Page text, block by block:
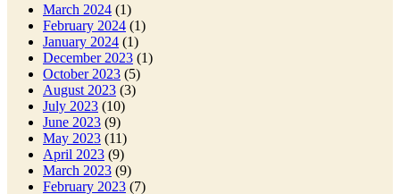
March 2024 (1)
February 2024 (1)
January 2024 (1)
December 2023 (1)
October 2023 (5)
August 2023 (3)
July 2023 (10)
June 2023 (9)
May 2023 (11)
April 2023 (9)
March 2023 (9)
February 2023 (7)